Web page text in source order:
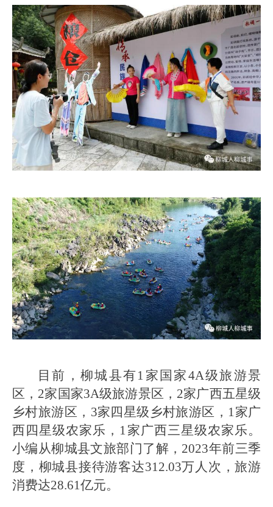
目前，柳城县有1家国家4A级旅游景
区，2家国家3A级旅游景区，2家广西五星级
乡村旅游区，3家四星级乡村旅游区，1家广
西四星级农家乐，1家广西三星级农家乐。
小编从柳城县文旅部门了解，2023年前三季
度，柳城县接待游客达312.03万人次，旅游
消费达28.61亿元。